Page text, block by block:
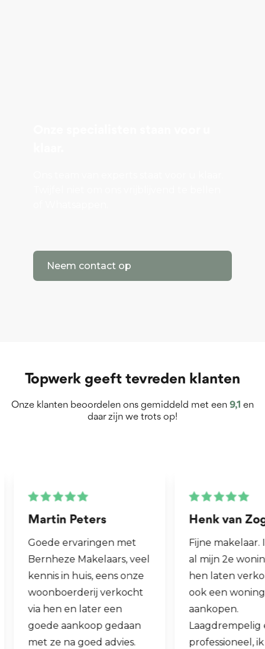
Neem contact op
Topwerk geeft tevreden klanten
Onze klanten beoordelen ons gemiddeld met een 9,1 en
daar zijn we trots op!
Martin Peters
Goede ervaringen met
Bernheze Makelaars, veel
kennis in huis, eens onze
woonboerderij verkocht
via hen en later een
goede aankoop gedaan
met ze na goed advies.
Henk van
Fijne makelaar.
al mijn 2e
hen laten
ook een woning
aankopen.
Laagdrempelig
professioneel, ik